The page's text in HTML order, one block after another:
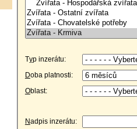
Typ inzerátu:
Doba platnosti:
Oblast:
Nadpis inzerátu: